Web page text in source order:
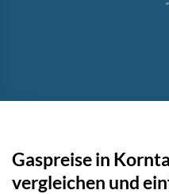
Gaspreise in
vergleichen und